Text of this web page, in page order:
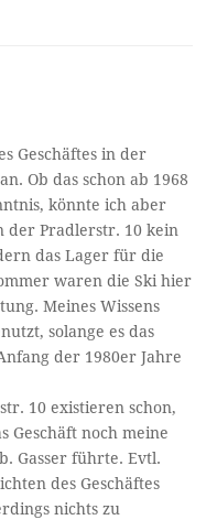
Geschäftes in der
Ob das schon ab 1968
könnte ich aber
der Pradlerstr. 10 kein
das Lager für die
waren die Ski hier
Meines Wissens
solange es das
der 1980er Jahre
10 existieren schon,
Geschäft noch meine
Gasser führte. Evtl.
des Geschäftes
nichts zu